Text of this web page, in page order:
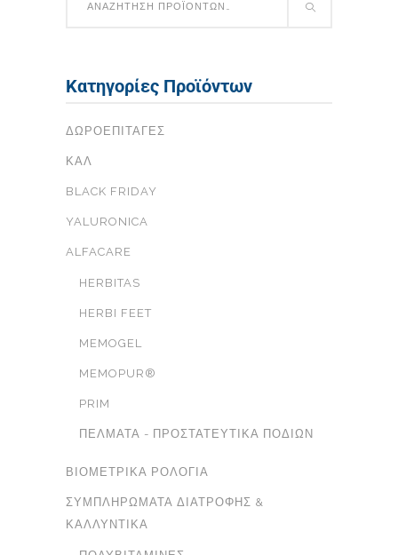
Κατηγορίες Προϊόντων
ΔΩΡΟΕΠΙΤΑΓΈΣ
ΚΑΛ
BLACK FRIDAY
YALURONICA
ALFACARE
HERBITAS
HERBI FEET
MEMOGEL
MEMOPUR®
PRIM
ΠΈΛΜΑΤΑ - ΠΡΟΣΤΑΤΕΥΤΙΚΆ ΠΟΔΙΏΝ
ΒΙΟΜΕΤΡΙΚΆ ΡΟΛΌΓΙΑ
ΣΥΜΠΛΗΡΏΜΑΤΑ ΔΙΑΤΡΟΦΉΣ &
ΚΑΛΛΥΝΤΙΚΆ